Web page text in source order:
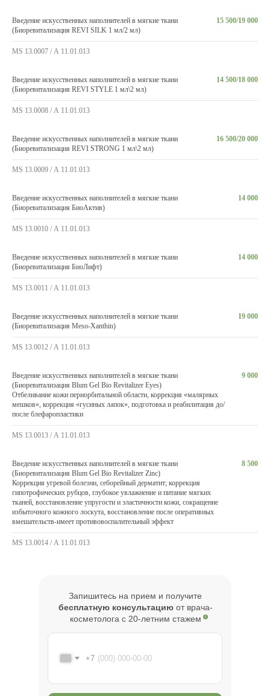
Введение искусственных наполнителей в мягкие ткани
(Биоревитализация REVI SILK 1 мл/2 мл)
15 500/19 000
MS 13.0007 / А 11.01.013
Введение искусственных наполнителей в мягкие ткани
(Биоревитализация REVI STYLE 1 мл\2 мл)
14 500/18 000
MS 13.0008 / А 11.01.013
Введение искусственных наполнителей в мягкие ткани
(Биоревитализация REVI STRONG 1 мл\2 мл)
16 500/20 000
MS 13.0009 / А 11.01.013
Введение искусственных наполнителей в мягкие ткани
(Биоревитализация БиоАктив)
14 000
MS 13.0010 / А 11.01.013
Введение искусственных наполнителей в мягкие ткани
(Биоревитализация БиоЛифт)
14 000
MS 13.0011 / А 11.01.013
Введение искусственных наполнителей в мягкие ткани
(Биоревитализация Meso-Xanthin)
19 000
MS 13.0012 / А 11.01.013
Введение искусственных наполнителей в мягкие ткани
(Биоревитализация Blum Gel Bio Revitalizer Eyes)
Отбеливание кожи периорбитальной области, коррекция «малярных
мешков», коррекция «гусиных лапок», подготовка и реабилитация до/
после блефаропластики
9 000
MS 13.0013 / А 11.01.013
Введение искусственных наполнителей в мягкие ткани
(Биоревитализация Blum Gel Bio Revitalizer Zinc)
Коррекция угревой болезни, себорейный дерматит; коррекция
гипотрофических рубцов, глубокое увлажнение и питание мягких
тканей, восстановление упругости и эластичности кожи, сокращение
избыточного кожного лоскута, восстановление после оперативных
вмешательств-имеет противовоспалительный эффект
8 500
MS 13.0014 / А 11.01.013
+7
Запишитесь на прием и получите
бесплатную консультациюот врача-
косметолога с 20-летним стажем